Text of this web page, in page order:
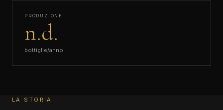
PRODUZIONE
n.d.
bottiglie/anno
LA STORIA